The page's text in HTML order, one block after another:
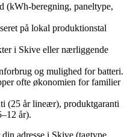
(kWh‑beregning, paneltype,
på lokal produktionstal
i Skive eller nærliggende
og mulighed for batteri.
ofte økonomien for familier
(25 år lineær), produktgaranti
år).
adresse i Skive (tagtype,